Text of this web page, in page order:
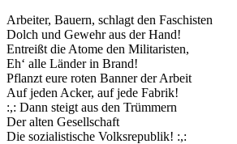
Arbeiter, Bauern, schlagt den Faschisten
Dolch und Gewehr aus der Hand!
Entreißt die Atome den Militaristen,
Eh‘ alle Länder in Brand!
Pflanzt eure roten Banner der Arbeit
Auf jeden Acker, auf jede Fabrik!
:,: Dann steigt aus den Trümmern
Der alten Gesellschaft
Die sozialistische Volksrepublik! :,: